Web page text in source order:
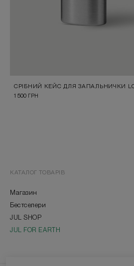
1 500 ГРН
КАТАЛОГ ТОВАРІВ
Магазин
Бестселери
JUL SHOP
JUL FOR EARTH